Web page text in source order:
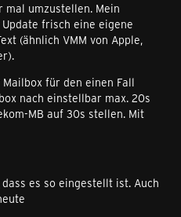
umzustellen. Mein
frisch eine eigene
(ähnlich VMM von Apple,
für den einen Fall
nach einstellbar max. 20s
MB auf 30s stellen. Mit
es so eingestellt ist. Auch